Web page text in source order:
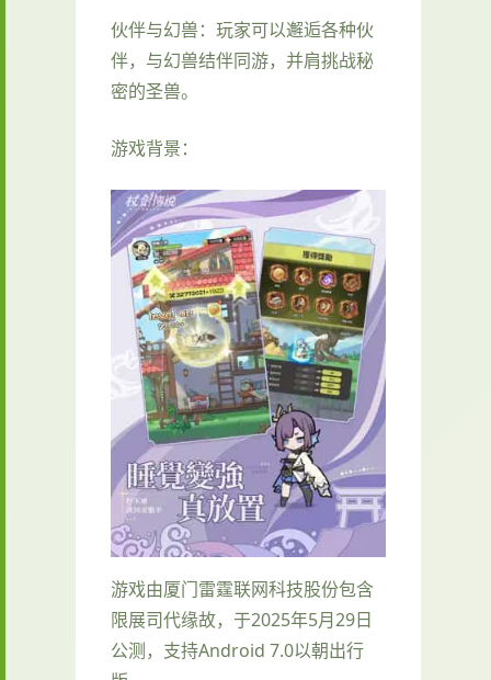
伙伴与幻兽：玩家可以邂逅各种伙
伴，与幻兽结伴同游，并肩挑战秘
密的圣兽。
游戏背景：
游戏由厦门雷霆联网科技股份包含
限展司代缘故，于2025年5月29日
公测，支持Android 7.0以朝出行